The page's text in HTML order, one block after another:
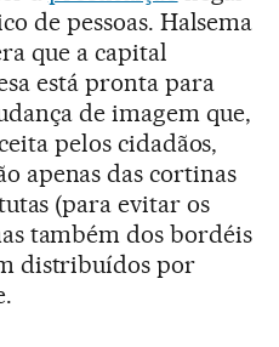
de pessoas. Halsema
que a capital
está pronta para
de imagem que,
pelos cidadãos,
apenas das cortinas
(para evitar os
também dos bordéis
distribuídos por